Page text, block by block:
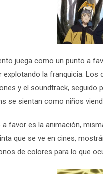
juega como un punto a
explotando la franquicia. Los
y el soundtrack, seguido
se sientan como niños
a favor es la animación,
que se ve en cines,
de colores para lo que